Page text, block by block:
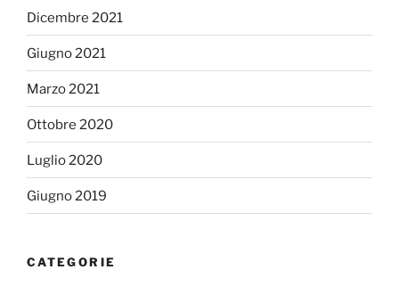
Dicembre 2021
Giugno 2021
Marzo 2021
Ottobre 2020
Luglio 2020
Giugno 2019
CATEGORIE